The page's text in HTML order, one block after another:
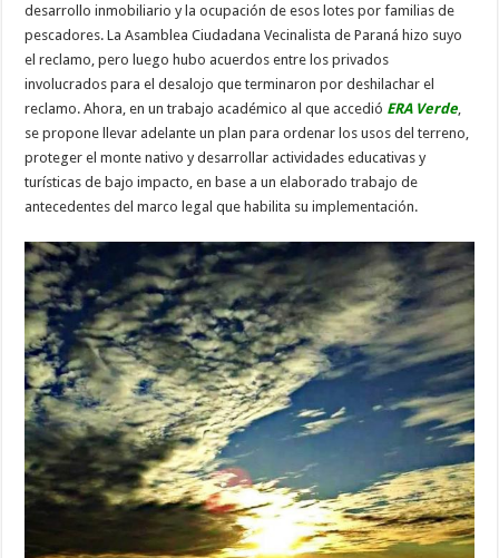
desarrollo inmobiliario y la ocupación de esos lotes por familias de
pescadores. La Asamblea Ciudadana Vecinalista de Paraná hizo suyo
el reclamo, pero luego hubo acuerdos entre los privados
involucrados para el desalojo que terminaron por deshilachar el
reclamo. Ahora, en un trabajo académico al que accedió ERA Verde
se propone llevar adelante un plan para ordenar los usos del terreno,
proteger el monte nativo y desarrollar actividades educativas y
turísticas de bajo impacto, en base a un elaborado trabajo de
antecedentes del marco legal que habilita su implementación.